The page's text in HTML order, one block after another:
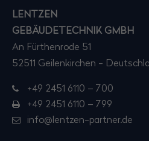
LENTZEN
GEBÄUDETECHNIK GMBH
An Fürthenrode 51
52511 Geilenkirchen -
+49 2451 6110 – 700
+49 2451 6110 – 799
info@lentzen-partner.de